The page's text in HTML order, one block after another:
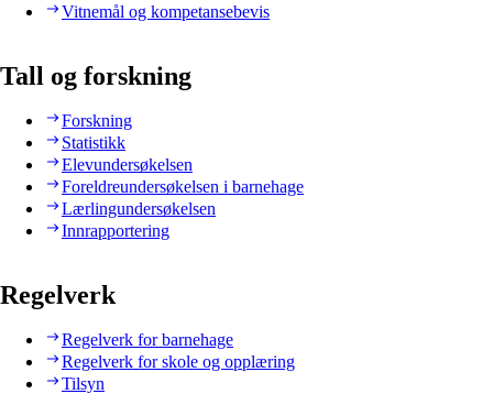
Vitnemål og kompetansebevis
Tall og forskning
Forskning
Statistikk
Elevundersøkelsen
Foreldreundersøkelsen i barnehage
Lærlingundersøkelsen
Innrapportering
Regelverk
Regelverk for barnehage
Regelverk for skole og opplæring
Tilsyn